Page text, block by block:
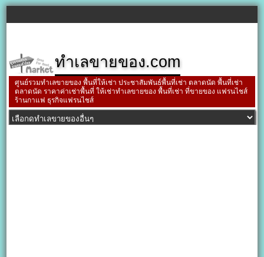
ทำเลขายของ.com
ศูนย์รวมทำเลขายของ พื้นที่ให้เช่า ประชาสัมพันธ์พื้นที่เช่า ตลาดนัด พื้นที่เช่า
ตลาดนัด ราคาค่าเช่าพื้นที่ ให้เช่าทำเลขายของ พื้นที่เช่า ที่ขายของ แฟรนไชส์
ร้านกาแฟ ธุรกิจแฟรนไชส์